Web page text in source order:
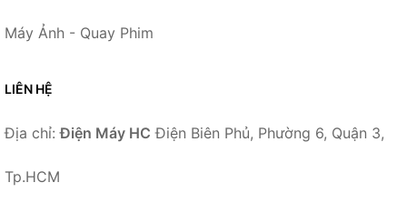
Máy Ảnh - Quay Phim
LIÊN HỆ
Địa chỉ:Điện Máy HC Điện Biên Phủ, Phường 6, Quận 3,
Tp.HCM